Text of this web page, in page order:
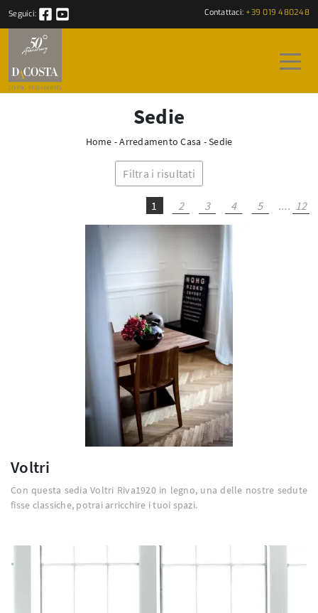
Seguici: Contattaci: +39 019 480248
Sedie
Home -Arredamento Casa -Sedie
Filtra i risultati
1 2 3 4 5 .... 12
Voltri
Con questa sedia Voltri Riva1920 in legno, una delle nostre sedute
fisse classiche, potrai arricchire i tuoi spazi.